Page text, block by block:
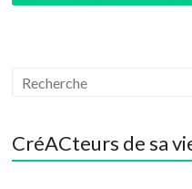
CréACteurs de sa